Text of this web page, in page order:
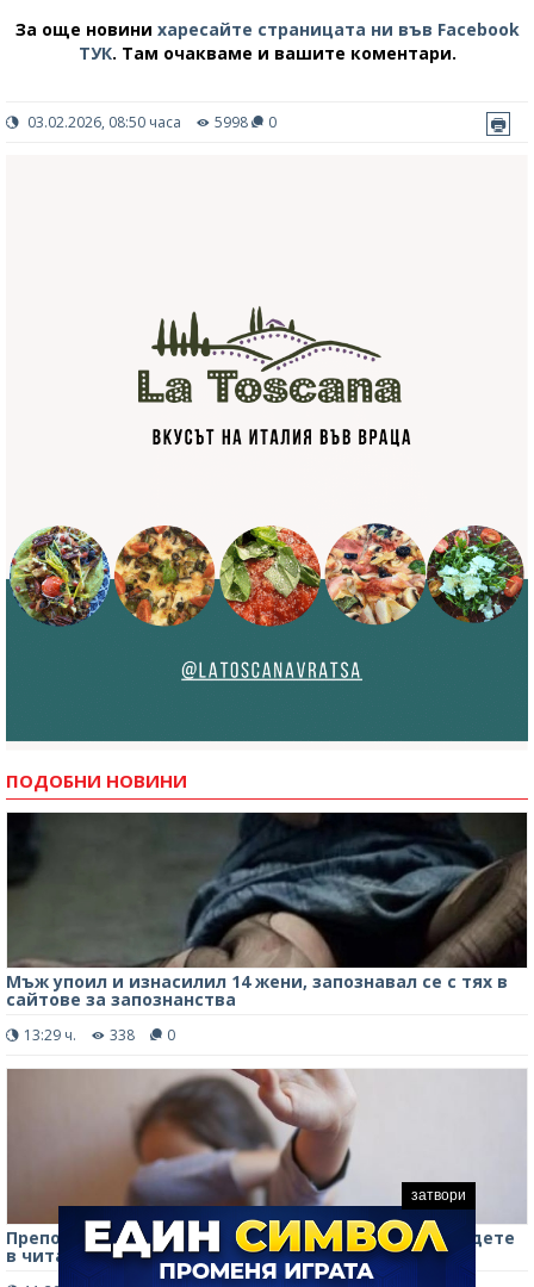
За още новини харесайте страницата ни във Facebook
ТУК. Там очакваме и вашите коментари.
03.02.2026, 08:50 часа 5998 0
ПОДОБНИ НОВИНИ
Mъж упоил и изнасилил 14 жени, запознавал се с тях в
сайтове за запознанства
13:29 ч. 338 0
Преподавател по музика блудствал с 10-годишно дете
в читалище
затвори